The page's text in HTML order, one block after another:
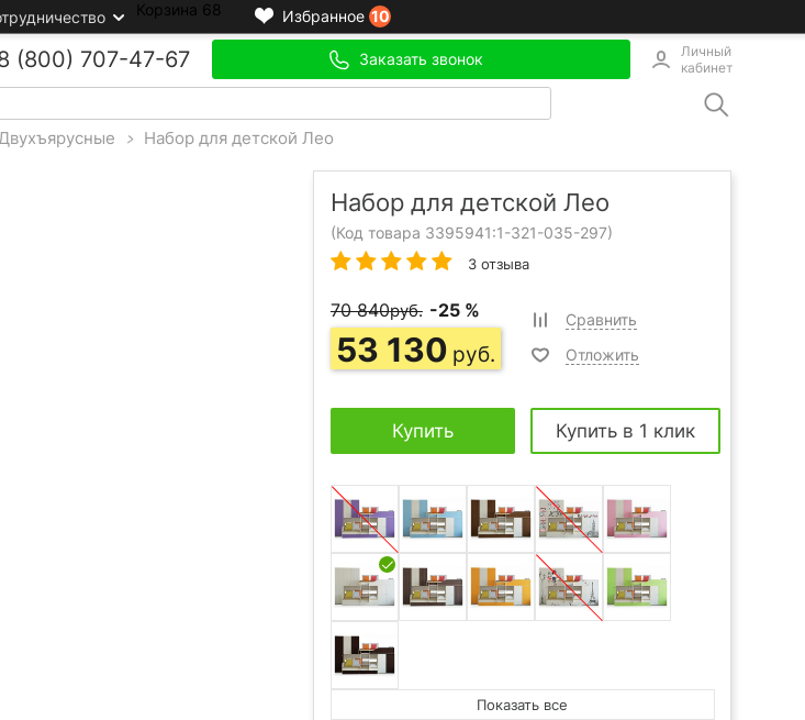
Избранное 10
Корзина 68
(800) 707-47-67 Заказать звонок
Личный
кабинет
> Набор для детской Лео
Набор для детской Лео
(Код товара 3395941:1-321-035-297)
3 отзыва
70 840руб. -25 %
53 130 руб.
Сравнить
Отложить
Купить Купить в 1 клик
Показать все